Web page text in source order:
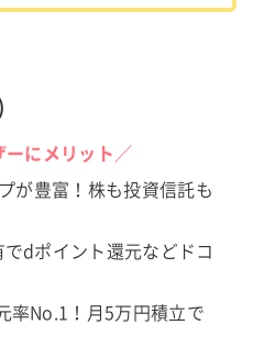
にメリット／
が豊富！株も投資信託も
dポイント還元などドコ
率No.1！月5万円積立で